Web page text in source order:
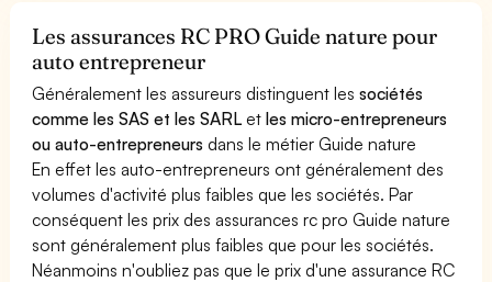
Les assurances RC PRO Guide nature pour
auto entrepreneur
Généralement les assureurs distinguent lessociétés
comme les SAS et les SARL etles micro-entrepreneurs
ou auto-entrepreneurs dans le métier Guide nature
En effet les auto-entrepreneurs ont généralement des
volumes d'activité plus faibles que les sociétés. Par
conséquent les prix des assurances rc pro Guide nature
sont généralement plus faibles que pour les sociétés.
Néanmoins n'oubliez pas que le prix d'une assurance RC